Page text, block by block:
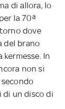
di allora, lo
la 70ª
dove
del brano
In
non si
un disco di